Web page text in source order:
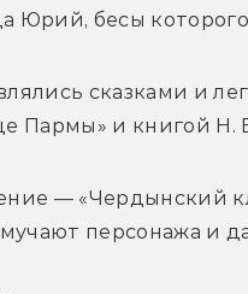
Юрий, бесы
сказками и
Пармы» и книгой Н.
— «Чердынский
персонажа и